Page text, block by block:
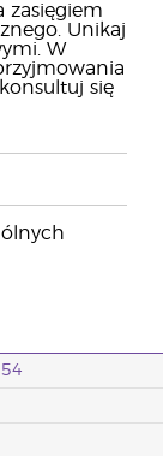
zasięgiem
Unikaj
W
się